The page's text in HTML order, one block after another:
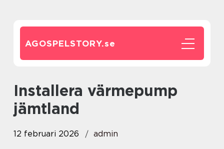
AGOSPELSTORY.se
installera värmepump
jämtland
12 februari 2026 admin